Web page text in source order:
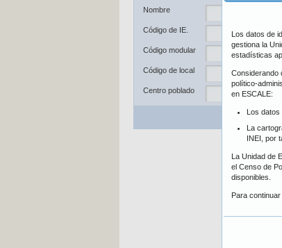
Nombre
Código de IE.
Código modular
Código de local
Centro poblado
Los datos de
gestiona la
estadísticas
Considerando
político-
en ESCALE:
Los datos
La
INEI, por
La Unidad de
el Censo de
disponibles.
Para